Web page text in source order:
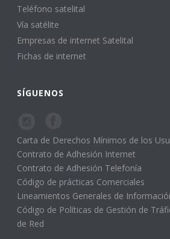
Teléfono satelital
Vía satélite
Empresas de internet Satelital
Fichas de internet
SÍGUENOS
Carta de Derechos Mínimos de los
Contrato de Adhesión Internet
Contrato de Adhesión Telefonía
Código de prácticas Comerciales
Lineamientos Generales de
Código de Políticas de Gestión de
de Red